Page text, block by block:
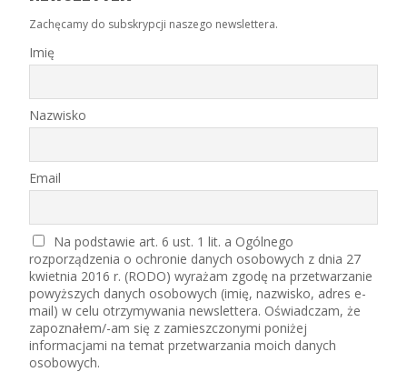
Zachęcamy do subskrypcji naszego newslettera.
Imię
Nazwisko
Email
Na podstawie art. 6 ust. 1 lit. a Ogólnego
rozporządzenia o ochronie danych osobowych z dnia 27
kwietnia 2016 r. (RODO) wyrażam zgodę na przetwarzanie
powyższych danych osobowych (imię, nazwisko, adres e-
mail) w celu otrzymywania newslettera. Oświadczam, że
zapoznałem/-am się z zamieszczonymi poniżej
informacjami na temat przetwarzania moich danych
osobowych.